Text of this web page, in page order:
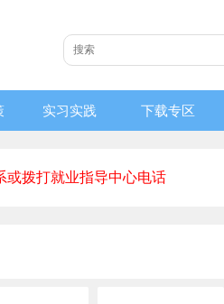
实习实践 下载专区
或拨打就业指导中心电话